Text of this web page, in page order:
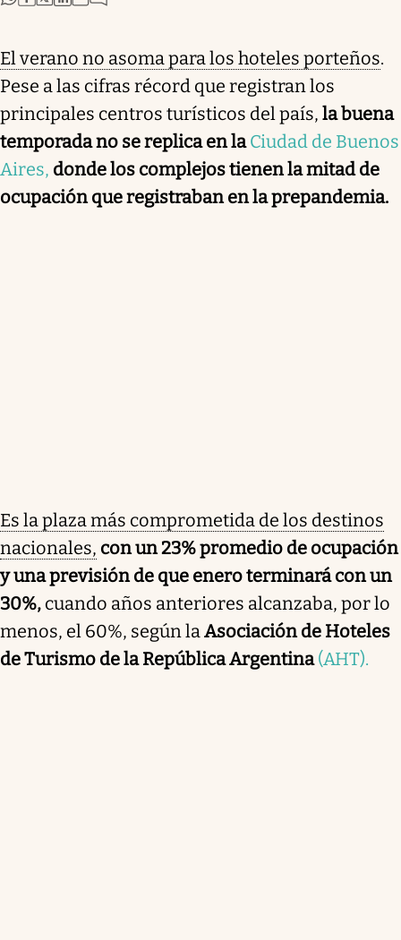
El verano no asoma para los hoteles porteños.
Pese a las cifras récord que registran los
principales centros turísticos del país, la buena
temporada no se replica en laCiudad de Buenos
Aires, donde los complejos tienen la mitad de
ocupación que registraban en la prepandemia.
Es la plaza más comprometida de los destinos
nacionales, con un 23% promedio de ocupación
y una previsión de que enero terminará con un
30%, cuando años anteriores alcanzaba, por lo
menos, el 60%, según laAsociación de Hoteles
de Turismo de la República Argentina(AHT).